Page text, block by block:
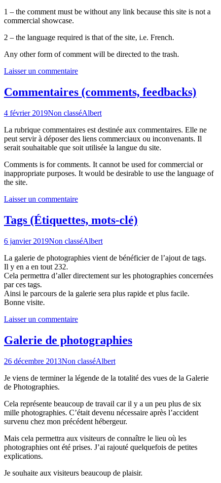
1 – the comment must be without any link because this site is not a
commercial showcase.
2 – the language required is that of the site, i.e. French.
Any other form of comment will be directed to the trash.
Laisser un commentaire
Commentaires (comments, feedbacks)
4 février 2019Non classéAlbert
La rubrique commentaires est destinée aux commentaires. Elle ne
peut servir à déposer des liens commerciaux ou inconvenants. Il
serait souhaitable que soit utilisée la langue du site.
Comments is for comments. It cannot be used for commercial or
inappropriate purposes. It would be desirable to use the language of
the site.
Laisser un commentaire
Tags (Étiquettes, mots-clé)
6 janvier 2019Non classéAlbert
La galerie de photographies vient de bénéficier de l’ajout de tags.
Il y en a en tout 232.
Cela permettra d’aller directement sur les photographies concernées
par ces tags.
Ainsi le parcours de la galerie sera plus rapide et plus facile.
Bonne visite.
Laisser un commentaire
Galerie de photographies
26 décembre 2013Non classéAlbert
Je viens de terminer la légende de la totalité des vues de la Galerie
de Photographies.
Cela représente beaucoup de travail car il y a un peu plus de six
mille photographies. C’était devenu nécessaire après l’accident
survenu chez mon précédent hébergeur.
Mais cela permettra aux visiteurs de connaître le lieu où les
photographies ont été prises. J’ai rajouté quelquefois de petites
explications.
Je souhaite aux visiteurs beaucoup de plaisir.